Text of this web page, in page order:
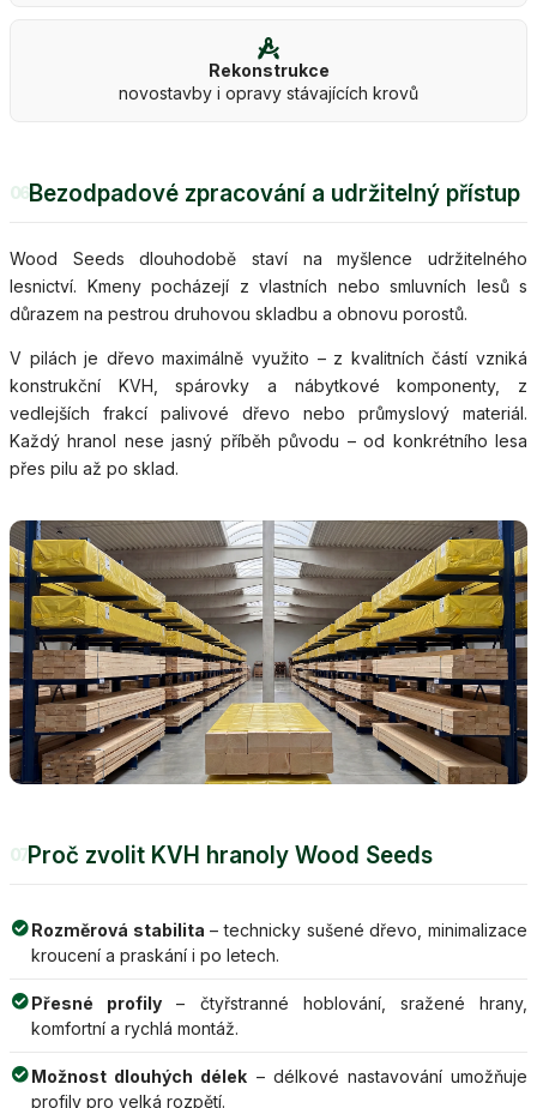
Rekonstrukce
novostavby i opravy stávajících krovů
06Bezodpadové zpracování a udržitelný přístup
Wood Seeds dlouhodobě staví na myšlence udržitelného
lesnictví. Kmeny pocházejí z vlastních nebo smluvních lesů s
důrazem na pestrou druhovou skladbu a obnovu porostů.
V pilách je dřevo maximálně využito – z kvalitních částí vzniká
konstrukční KVH, spárovky a nábytkové komponenty, z
vedlejších frakcí palivové dřevo nebo průmyslový materiál.
Každý hranol nese jasný příběh původu – od konkrétního lesa
přes pilu až po sklad.
07Proč zvolit KVH hranoly Wood Seeds
Rozměrová stabilita – technicky sušené dřevo, minimalizace
kroucení a praskání i po letech.
Přesné profily – čtyřstranné hoblování, sražené hrany,
komfortní a rychlá montáž.
Možnost dlouhých délek – délkové nastavování umožňuje
profily pro velká rozpětí.